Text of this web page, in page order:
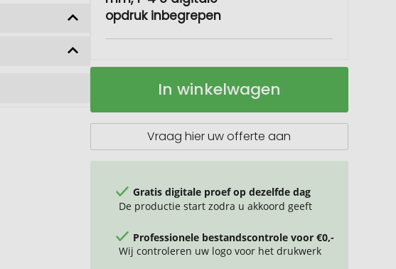
opdruk inbegrepen
Kamer
Op
In winkelwagen
Vraag hier uw offerte aan
Gratis digitale proef op dezelfde dag
De productie start zodra u akkoord geeft
Professionele bestandscontrole voor €0,-
Wij controleren uw logo voor het drukwerk